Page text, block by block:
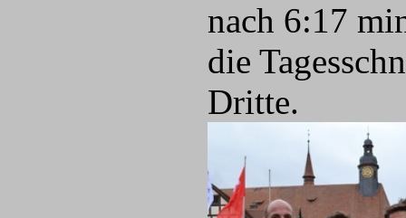
nach 6:17
die
Dritte.